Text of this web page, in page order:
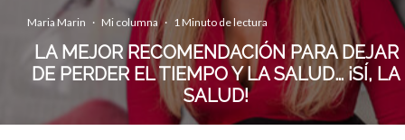
Maria Marin · Mi columna · 1 Minuto de lectura
LA MEJOR RECOMENDACIÓN PARA DEJAR
DE PERDER EL TIEMPO Y LA SALUD… ¡SÍ, LA
SALUD!